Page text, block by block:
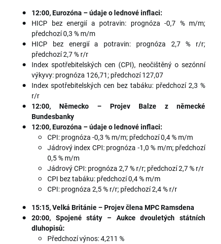
12:00, Eurozóna – údaje o lednové inflaci:
HICP bez energií a potravin: prognóza -0,7 % m/m;
předchozí 0,3 % m/m
HICP bez energií a potravin: prognóza 2,7 % r/r;
předchozí 2,7 % r/r
Index spotřebitelských cen (CPI), neočištěný o sezónní
výkyvy: prognóza 126,71; předchozí 127,07
Index spotřebitelských cen bez tabáku: předchozí 2,3 %
r/r
12:00, Německo – Projev Balze z německé
Bundesbanky
12:00, Eurozóna – údaje o lednové inflaci:
CPI: prognóza -0,3 % m/m; předchozí 0,4 % m/m
Jádrový index CPI: prognóza -1,0 % m/m; předchozí
0,5 % m/m
Jádrový CPI: prognóza 2,7 % r/r; předchozí 2,7 % r/r
CPI bez tabáku: předchozí 0,4 % m/m
CPI: prognóza 2,5 % r/r; předchozí 2,4 % r/r
15:15, Velká Británie – Projev člena MPC Ramsdena
20:00, Spojené státy – Aukce dvouletých státních
dluhopisů:
Předchozí výnos: 4,211 %